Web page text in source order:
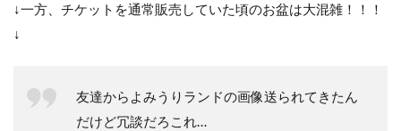
↓一方、チケットを通常販売していた頃のお盆は大混雑！！！
↓
友達からよみうりランドの画像送られてきたん
だけど冗談だろこれ…